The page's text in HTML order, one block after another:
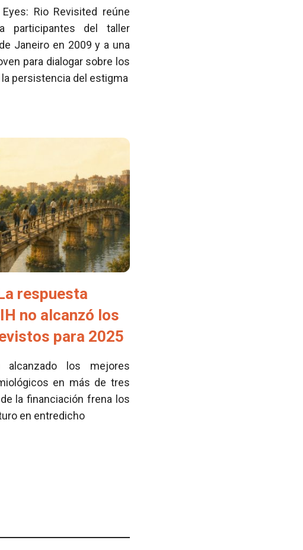
Rio Revisited reúne
participantes del taller
Janeiro en 2009 y a una
para dialogar sobre los
persistencia del estigma
respuesta
no alcanzó los
para 2025
los mejores
en más de tres
la financiación frena los
en entredicho